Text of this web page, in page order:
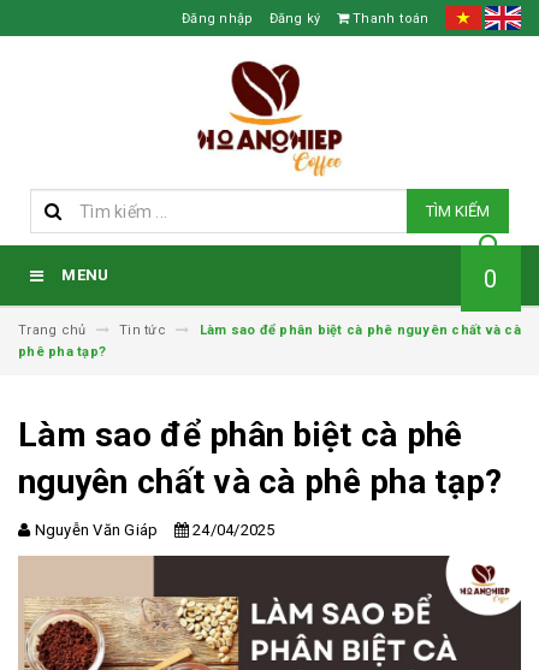
Đăng nhập Đăng ký Thanh toán
TÌM KIẾM
MENU 0
Trang chủ Tin tức
Làm sao để phân biệt cà phê nguyên chất và cà
phê pha tạp?
Làm sao để phân biệt cà phê
nguyên chất và cà phê pha tạp?
Nguyễn Văn Giáp 24/04/2025